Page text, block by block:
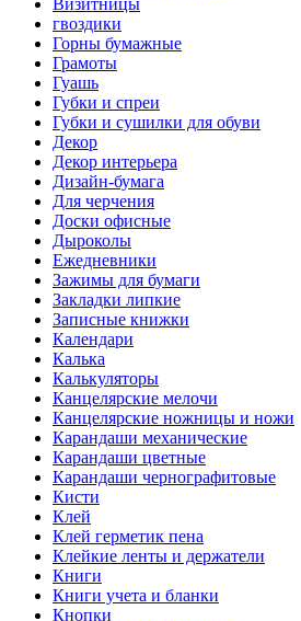
Визитницы
гвоздики
Горны бумажные
Грамоты
Гуашь
Губки и спреи
Губки и сушилки для обуви
Декор
Декор интерьера
Дизайн-бумага
Для черчения
Доски офисные
Дыроколы
Ежедневники
Зажимы для бумаги
Закладки липкие
Записные книжки
Календари
Калька
Калькуляторы
Канцелярские мелочи
Канцелярские ножницы и ножи
Карандаши механические
Карандаши цветные
Карандаши чернографитовые
Кисти
Клей
Клей герметик пена
Клейкие ленты и держатели
Книги
Книги учета и бланки
Кнопки